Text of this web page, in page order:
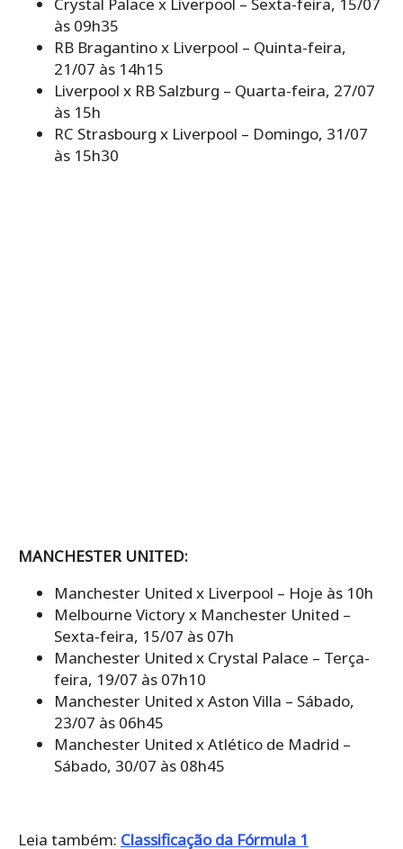
às 09h35
RB Bragantino x Liverpool – Quinta-feira,
21/07 às 14h15
Liverpool x RB Salzburg – Quarta-feira, 27/07
às 15h
RC Strasbourg x Liverpool – Domingo, 31/07
às 15h30
MANCHESTER UNITED:
Manchester United x Liverpool – Hoje às 10h
Melbourne Victory x Manchester United –
Sexta-feira, 15/07 às 07h
Manchester United x Crystal Palace – Terça-
feira, 19/07 às 07h10
Manchester United x Aston Villa – Sábado,
23/07 às 06h45
Manchester United x Atlético de Madrid –
Sábado, 30/07 às 08h45
Leia também: Classificação da Fórmula 1